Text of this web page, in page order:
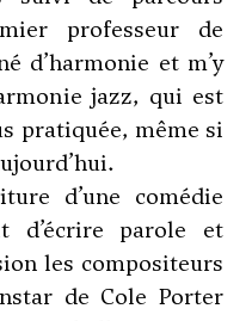
professeur de
d’harmonie et m’y
jazz, qui est
pratiquée, même si
d’une comédie
d’écrire parole et
les compositeurs
de Cole Porter